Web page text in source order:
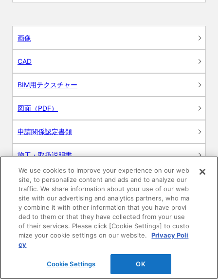
画像
CAD
BIM用テクスチャー
図面（PDF）
申請関係認定書類
施工・取扱説明書
動画
シミュレーションツール
24時間換気システム〈エアスマート〉
簡易設計見積ソフト
R&Dセンター環境測定・分析サービス
We use cookies to improve your experience on our web
site, to personalize content and ads and to analyze our
traffic. We share information about your use of our web
site with our advertising and analytics partners, who ma
y combine it with other information that you have provi
ded to them or that they have collected from your use
of their services. Please click [Cookie Settings] to custo
mize your cookie settings on our website.
Privacy Poli
cy
Cookie Settings OK